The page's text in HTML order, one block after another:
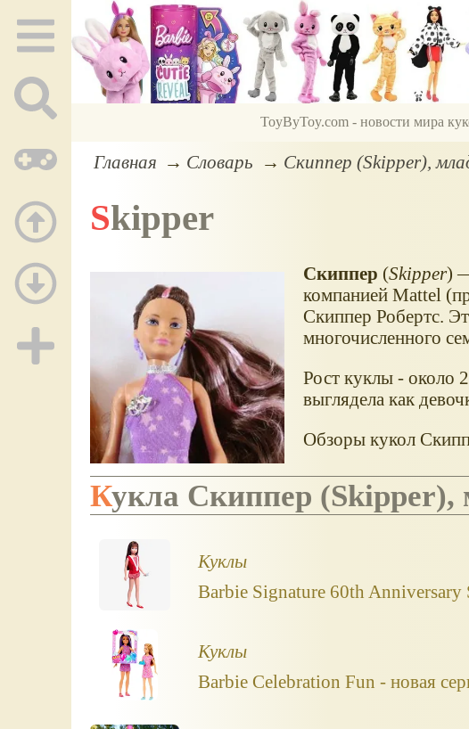
ToyByToy.com - новости мира
Главная Словарь Скиппер (Skipper),
Skipper
Скиппер (Skipper)
компанией Mattel
Скиппер Робертс.
многочисленного
Рост куклы - около
выглядела как
Обзоры кукол
Кукла Скиппер
Куклы
Barbie Signature 60th
Куклы
Barbie Celebration Fun - новая